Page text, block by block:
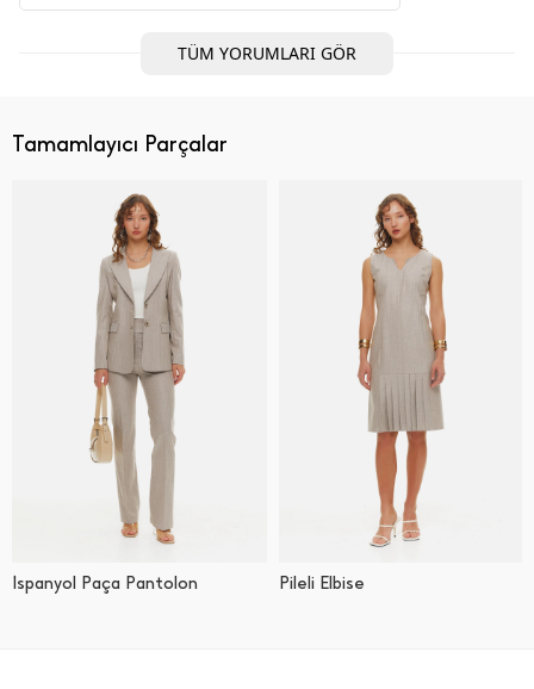
TÜM YORUMLARI GÖR
Tamamlayıcı Parçalar
İ̇spanyol Paça Pantolon Pileli Elbise